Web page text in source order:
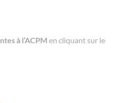
à l’ACPM en cliquant sur le